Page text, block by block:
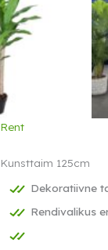
Rent
Kunsttaim 125cm
Dekoratiivne
Rendivalikus